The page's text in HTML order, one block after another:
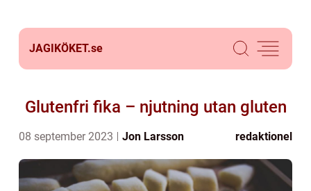
JAGIKÖKET.se
Glutenfri fika – njutning utan gluten
08 september 2023 Jon Larsson redaktionel